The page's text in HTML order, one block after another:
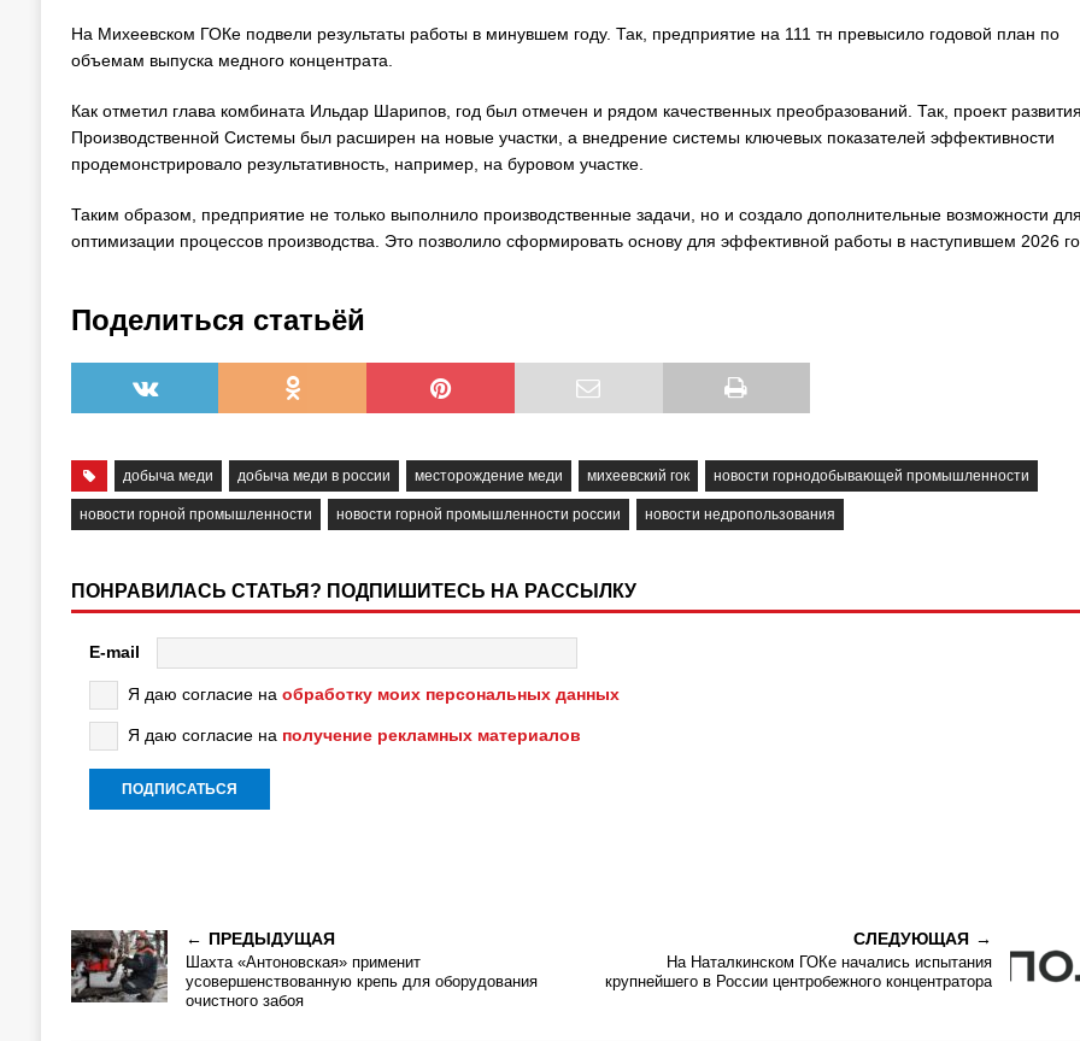
На Михеевском ГОКе подвели результаты работы в минувшем году. Так, предприятие на 111 тн превысило годовой план по
объемам выпуска медного концентрата.
Как отметил глава комбината Ильдар Шарипов, год был отмечен и рядом качественных преобразований. Так, проект
Производственной Системы был расширен на новые участки, а внедрение системы ключевых показателей эффективности
продемонстрировало результативность, например, на буровом участке.
Таким образом, предприятие не только выполнило производственные задачи, но и создало дополнительные возможности
оптимизации процессов производства. Это позволило сформировать основу для эффективной работы в наступившем 2026
Поделиться статьёй
добыча меди добыча меди в россии месторождение меди михеевский гок новости горнодобывающей промышленности
новости горной промышленности новости горной промышленности россии новости недропользования
ПОНРАВИЛАСЬ СТАТЬЯ? ПОДПИШИТЕСЬ НА РАССЫЛКУ
E-mail
Я даю согласие на обработку моих персональных данных
Я даю согласие на получение рекламных материалов
ПРЕДЫДУЩАЯ
Шахта «Антоновская» применит
усовершенствованную крепь для оборудования
очистного забоя
СЛЕДУЮЩАЯ
На Наталкинском ГОКе начались испытания
крупнейшего в России центробежного концентратора